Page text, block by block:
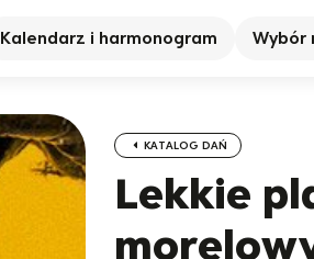
Kalendarz i harmonogram Wybór
KATALOG DAŃ
Lekkie